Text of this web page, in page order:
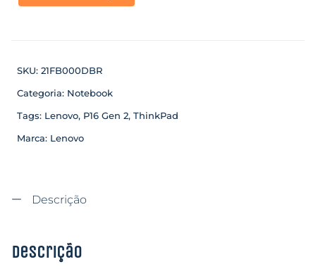
SKU: 21FB000DBR
Categoria: Notebook
Tags: Lenovo, P16 Gen 2, ThinkPad
Marca: Lenovo
Descrição
Descrição